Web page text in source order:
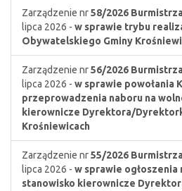
Zarządzenie nr58/2026
lipca 2026 - w sprawie trybu
Obywatelskiego Gminy
Zarządzenie nr56/2026
lipca 2026 - w sprawie powołania
przeprowadzenia naboru na
kierownicze Dyrektora/
Krośniewicach
Zarządzenie nr55/2026
lipca 2026 - w sprawie ogłoszenia
stanowisko kierownicze